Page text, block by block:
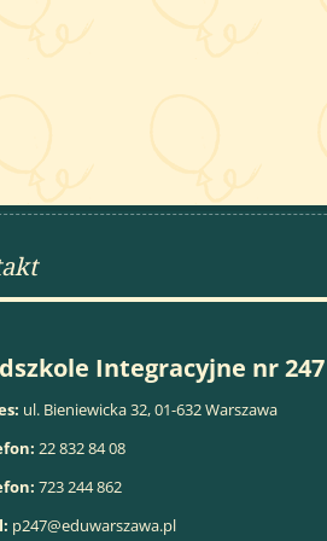
Integracyjne nr 247
ul. Bieniewicka 32, 01-632 Warszawa
22 832 84 08
723 244 862
p247@eduwarszawa.pl